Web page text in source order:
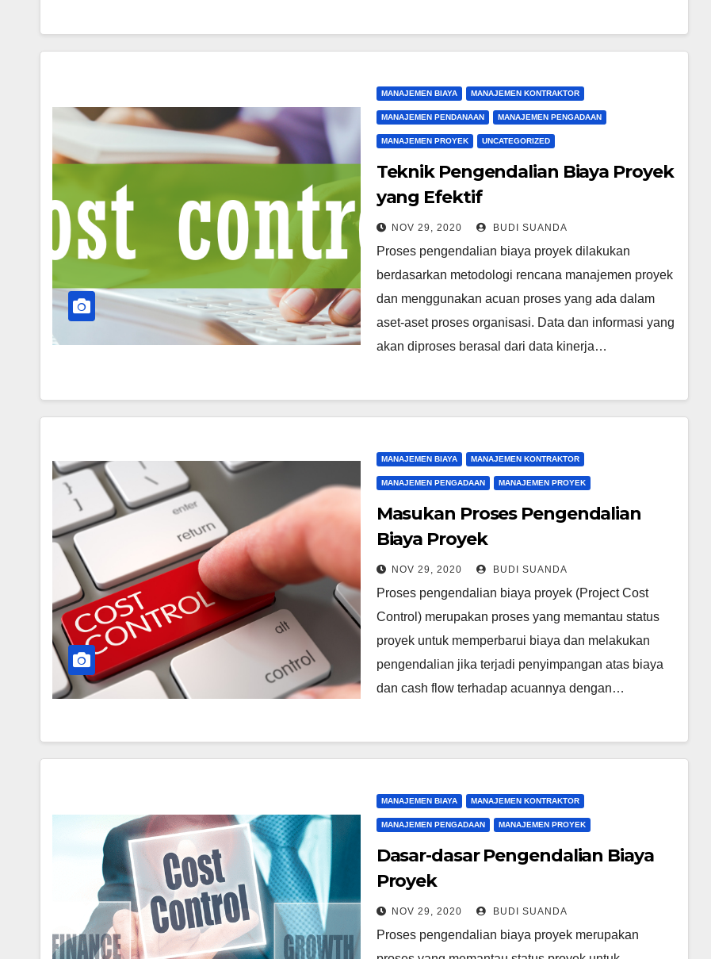
MANAJEMEN BIAYA MANAJEMEN KONTRAKTOR
MANAJEMEN PENDANAAN MANAJEMEN PENGADAAN
MANAJEMEN PROYEK UNCATEGORIZED
Teknik Pengendalian Biaya Proyek
yang Efektif
NOV 29, 2020 BUDI SUANDA
Proses pengendalian biaya proyek dilakukan
berdasarkan metodologi rencana manajemen proyek
dan menggunakan acuan proses yang ada dalam
aset-aset proses organisasi. Data dan informasi yang
akan diproses berasal dari data kinerja…
MANAJEMEN BIAYA MANAJEMEN KONTRAKTOR
MANAJEMEN PENGADAAN MANAJEMEN PROYEK
Masukan Proses Pengendalian
Biaya Proyek
NOV 29, 2020 BUDI SUANDA
Proses pengendalian biaya proyek (Project Cost
Control) merupakan proses yang memantau status
proyek untuk memperbarui biaya dan melakukan
pengendalian jika terjadi penyimpangan atas biaya
dan cash flow terhadap acuannya dengan…
MANAJEMEN BIAYA MANAJEMEN KONTRAKTOR
MANAJEMEN PENGADAAN MANAJEMEN PROYEK
Dasar-dasar Pengendalian Biaya
Proyek
NOV 29, 2020 BUDI SUANDA
Proses pengendalian biaya proyek merupakan